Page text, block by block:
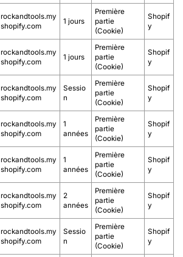
rockandtools.my
shopify.com
1 jours
Première
partie
(Cookie)
Shopif
y
rockandtools.my
shopify.com
1 jours
Première
partie
(Cookie)
Shopif
y
rockandtools.my
shopify.com
Sessio
n
Première
partie
(Cookie)
Shopif
y
rockandtools.my
shopify.com
1
années
Première
partie
(Cookie)
Shopif
y
rockandtools.my
shopify.com
1
années
Première
partie
(Cookie)
Shopif
y
rockandtools.my
shopify.com
2
années
Première
partie
(Cookie)
Shopif
y
rockandtools.my
shopify.com
Sessio
n
Première
partie
(Cookie)
Shopif
y